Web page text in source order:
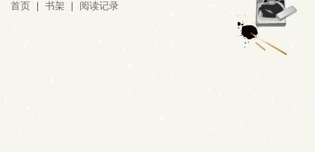
首页 书架 阅读记录